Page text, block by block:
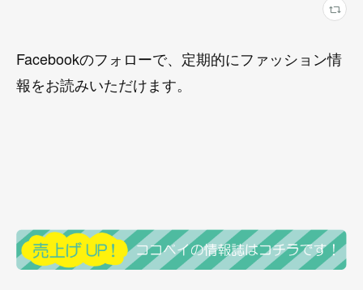
Facebookのフォローで、定期的にファッション情
報をお読みいただけます。